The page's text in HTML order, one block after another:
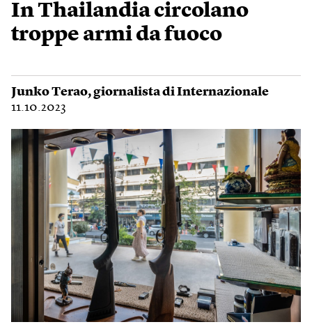
In Thailandia circolano
troppe armi da fuoco
Junko Terao, giornalista di Internazionale
11.10.2023